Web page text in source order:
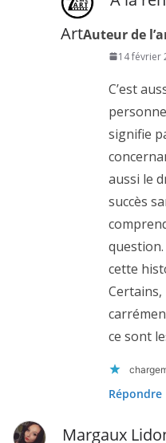
ArtAuteur de
14 février
C’est
signifie
aussi le
succès
cette
ce sont
Répondre
Margaux